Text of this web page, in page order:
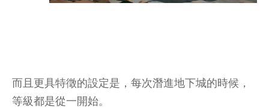
而且更具特徵的設定是，每次潛進地下城的時候，
等級都是從一開始。